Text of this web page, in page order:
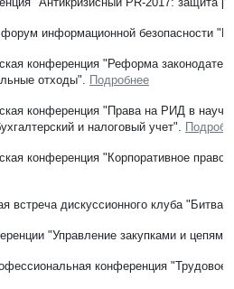
информационной безопасности
конференция "Реформа
отходы". Подробнее
конференция "Права на РИД в
и налоговый учет".
конференция "Корпоративное право
встреча дискуссионного клуба
"Управление закупками и
конференция